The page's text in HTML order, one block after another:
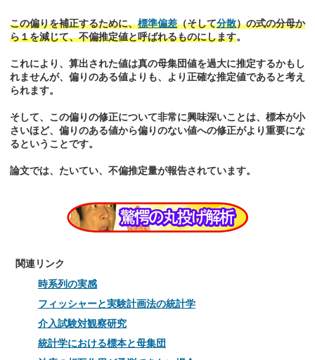
この偏りを補正するために、標準偏差（そして分散）の式の分母か
ら１を減じて、不偏推定値と呼ばれるものにします。
これにより、算出された値は真の母集団値を過大に推定するかもし
れませんが、偏りのある値よりも、より正確な推定値であると考え
られます。
そして、この偏りの修正について非常に興味深いことは、標本が小
さいほど、偏りのある値から偏りのない値への修正がより重要にな
るということです。
論文では、たいてい、不偏推定量が報告されています。
関連リンク
時系列の実感
フィッシャーと実験計画法の統計学
介入試験対観察研究
統計学における標本と母集団